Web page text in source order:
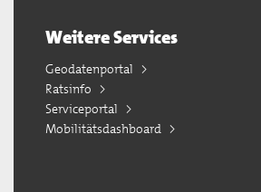
Weitere Services
Geodatenportal
Ratsinfo
Serviceportal
Mobilitätsdashboard